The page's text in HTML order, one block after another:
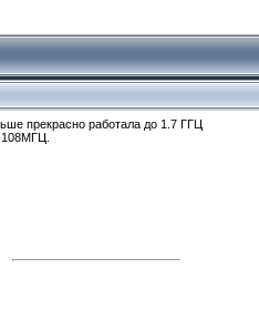
прекрасно работала до 1.7 ГГЦ